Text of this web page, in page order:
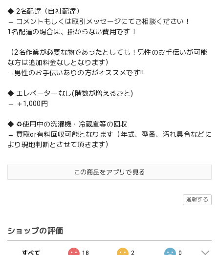
◆ 2名配達（自社配達）
→ コメントもしくは取引メッセージにてご相談ください！
1名配達の場合は、掛からない費用です！
（2名作業が必要な物であったとしても！男性のお手伝いが可能
な方は追加料金なしとなります）
→男性のお手伝いありの方がオススメです‼️
◆ エレベーターなし(階数が増えるごと)
→ ＋1,000円
◆ ♻️使用中の洗濯機・冷蔵庫等の回収
→ 買取or有料回収可能となります（年式、型番、汚れ具合などに
より現地判断とさせて頂きます）
この商品をアプリで見る
通報する
ショップの評価
すべて 18 2 0